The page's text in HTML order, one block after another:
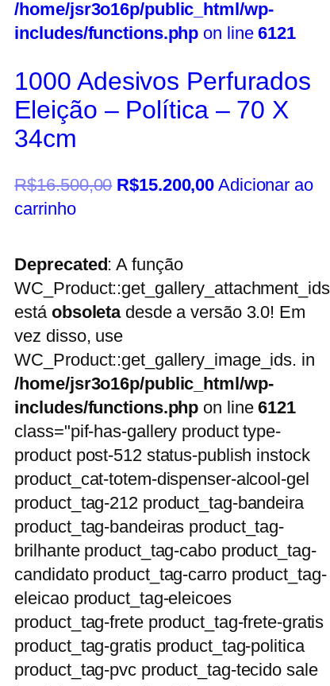
/home/jsr3o16p/public_html/wp-
includes/functions.php on line6121
1000 Adesivos Perfurados
Eleição – Política – 70 X
34cm
R$16.500,00 R$15.200,00 Adicionar ao
carrinho
Deprecated: A função
WC_Product::get_gallery_attachment_ids
está obsoletadesde a versão 3.0! Em
vez disso, use
WC_Product::get_gallery_image_ids. in
/home/jsr3o16p/public_html/wp-
includes/functions.php on line6121
class="pif-has-gallery product type-
product post-512 status-publish instock
product_cat-totem-dispenser-alcool-gel
product_tag-212 product_tag-bandeira
product_tag-bandeiras product_tag-
brilhante product_tag-cabo product_tag-
candidato product_tag-carro product_tag-
eleicao product_tag-eleicoes
product_tag-frete product_tag-frete-gratis
product_tag-gratis product_tag-politica
product_tag-pvc product_tag-tecido sale